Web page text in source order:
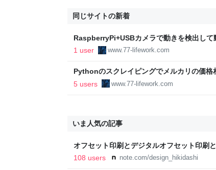
同じサイトの新着
RaspberryPi+USBカメラで動きを検出して
77Lifeworkベータ版
1 user www.77-lifework.com
Pythonのスクレイピングでメルカリの価
ータ版
5 users www.77-lifework.com
いま人気の記事
オフセット印刷とデジタルオフセット印刷
と。｜デザインのひきだし 津田淳子
108 users note.com/design_hikidashi